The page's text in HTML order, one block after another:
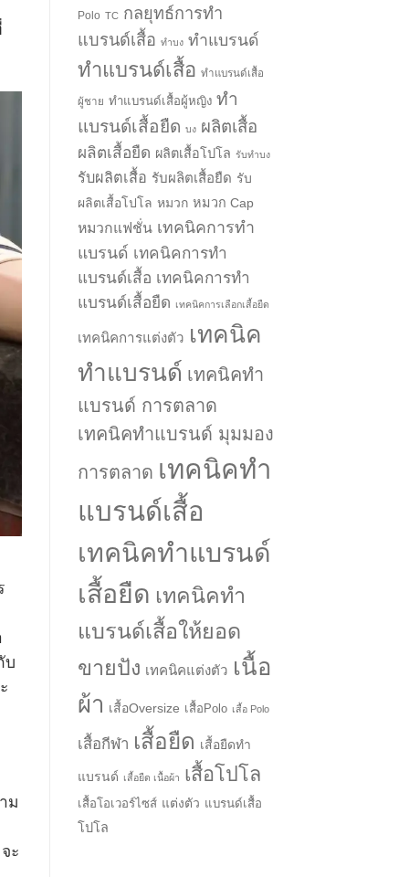
บ
ม
ะ
Polo TC กลยุทธ์การทำ
แบรนด์เสื้อ ทำบง ทำแบรนด์
ทำแบรนด์เสื้อ ทำแบรนด์เสื้อ
ผู้ชาย ทำแบรนด์เสื้อผู้หญิง ทำ
แบรนด์เสื้อยืด บง ผลิตเสื้อ
ผลิตเสื้อยืด ผลิตเสื้อโปโล รับทำบง
รับผลิตเสื้อ รับผลิตเสื้อยืด รับ
ผลิตเสื้อโปโล หมวก หมวก Cap
หมวกแฟชั่น เทคนิคการทำ
แบรนด์ เทคนิคการทำ
แบรนด์เสื้อ เทคนิคการทำ
แบรนด์เสื้อยืด เทคนิคการเลือกเสื้อยืด
เทคนิคการแต่งตัว เทคนิค
ทำแบรนด์ เทคนิคทำ
แบรนด์ การตลาด
เทคนิคทำแบรนด์ มุมมอง
การตลาด เทคนิคทำ
แบรนด์เสื้อ
เทคนิคทำแบรนด์
เสื้อยืด เทคนิคทำ
แบรนด์เสื้อให้ยอด
ขายปัง เทคนิคแต่งตัว เนื้อ
ผ้า เสื้อOversize เสื้อPolo เสื้อ Polo
เสื้อกีฬา เสื้อยืด เสื้อยืดทำ
แบรนด์ เสื้อยืด เนื้อผ้า เสื้อโปโล
เสื้อโอเวอร์ไซส์ แต่งตัว แบรนด์เสื้อ
โปโล